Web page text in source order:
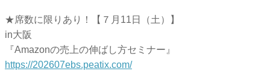
★席数に限りあり！【７月11日（土）】
in大阪
『Amazonの売上の伸ばし方セミナー』
https://202607ebs.peatix.com/